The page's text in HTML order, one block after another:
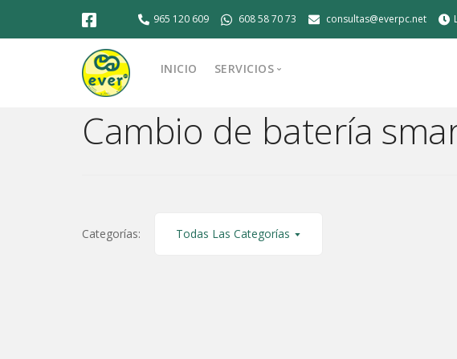
965 120 609 608 58 70 73 consultas@everpc.net
INICIO SERVICIOS
Montaje de equipo
Reparación de Asus
Reparación de Lenovo
Cambio de batería
Categorías: Todas Las Categorías
Pide ya mismo la recogida gratuita de
PEDIR RECOGIDA